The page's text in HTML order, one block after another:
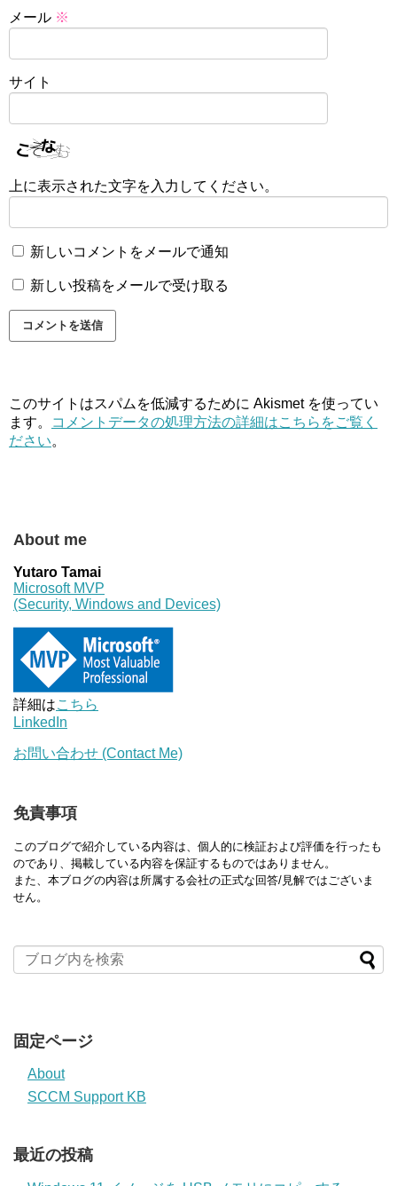
メール ※
サイト
上に表示された文字を入力してください。
新しいコメントをメールで通知
新しい投稿をメールで受け取る
このサイトはスパムを低減するために Akismet を使ってい
ます。
コメントデータの処理方法の詳細はこちらをご覧く
ださい。
About me
Yutaro Tamai
Microsoft MVP
(Security, Windows and Devices)
詳細はこちら
LinkedIn
お問い合わせ (Contact Me)
免責事項
このブログで紹介している内容は、個人的に検証および評価を行ったも
のであり、掲載している内容を保証するものではありません。
また、本ブログの内容は所属する会社の正式な回答/見解ではございま
せん。
固定ページ
About
SCCM Support KB
最近の投稿